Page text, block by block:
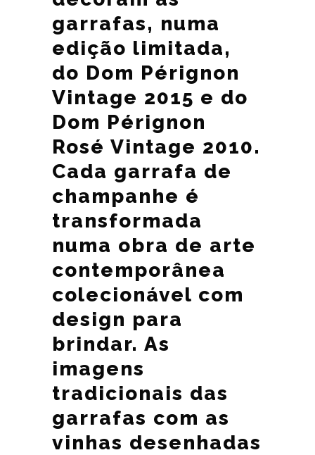
garrafas, numa
edição limitada,
do Dom Pérignon
Vintage 2015 e do
Dom Pérignon
Rosé Vintage 2010.
Cada garrafa de
champanhe é
transformada
numa obra de arte
contemporânea
colecionável com
design para
brindar. As
imagens
tradicionais das
garrafas com as
vinhas desenhadas